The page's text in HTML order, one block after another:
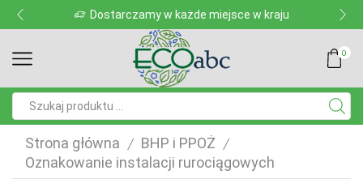
Dostarczamy w każde miejsce w kraju
0
Strona główna / BHP i PPOŻ /
Oznakowanie instalacji rurociągowych